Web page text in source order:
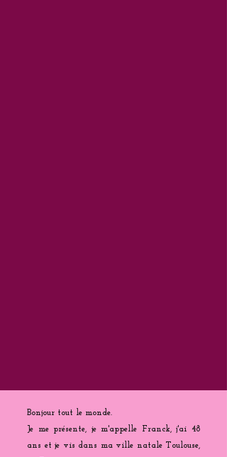
Bonjour tout le monde.
Je me présente, je m'appelle Franck, j'ai 48
ans et je vis dans ma ville natale Toulouse,